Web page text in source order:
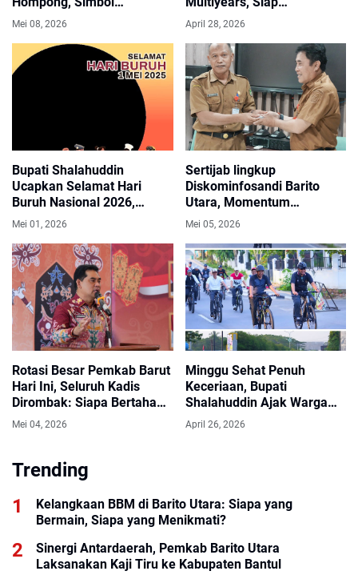
Kehormatan dan Harapan
Baru.
Mei 08, 2026
Dipaparkan ke DPRD Barito
Utara
April 28, 2026
Bupati Shalahuddin
Ucapkan Selamat Hari
Buruh Nasional 2026,
Apresiasi Peran Pekerja
Daerah
Mei 01, 2026
Sertijab lingkup
Diskominfosandi Barito
Utara, Momentum
Peningkatan Kinerja,
Nyata Membangun Daerah
Melalui Pelayanan Publik.
Mei 05, 2026
Rotasi Besar Pemkab Barut
Hari Ini, Seluruh Kadis
Dirombak: Siapa Bertahan
di Kursinya?
Mei 04, 2026
Minggu Sehat Penuh
Keceriaan, Bupati
Shalahuddin Ajak Warga
Gowes dan Senam
April 26, 2026
Trending
Kelangkaan BBM di Barito Utara: Siapa yang
Bermain, Siapa yang Menikmati?
Sinergi Antardaerah, Pemkab Barito Utara
Laksanakan Kaji Tiru ke Kabupaten Bantul